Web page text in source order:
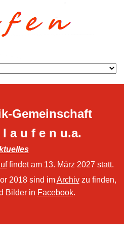
Gemeinschaft
a u f e n u.a.
findet am 13. März 2027 statt.
2018 sind imArchivzu finden,
Bilder in Facebook.